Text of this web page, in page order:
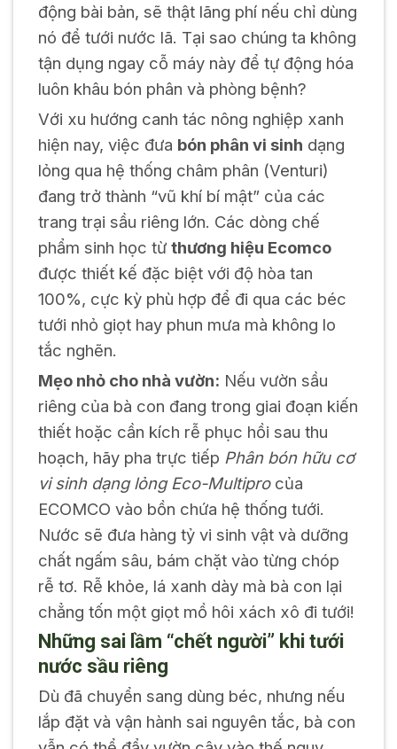
động bài bản, sẽ thật lãng phí nếu chỉ dùng
nó để tưới nước lã. Tại sao chúng ta không
tận dụng ngay cỗ máy này để tự động hóa
luôn khâu bón phân và phòng bệnh?
Với xu hướng canh tác nông nghiệp xanh
hiện nay, việc đưa bón phân vi sinh dạng
lỏng qua hệ thống châm phân (Venturi)
đang trở thành “vũ khí bí mật” của các
trang trại sầu riêng lớn. Các dòng chế
phẩm sinh học từ thương hiệu Ecomco
được thiết kế đặc biệt với độ hòa tan
100%, cực kỳ phù hợp để đi qua các béc
tưới nhỏ giọt hay phun mưa mà không lo
tắc nghẽn.
Mẹo nhỏ cho nhà vườn: Nếu vườn sầu
riêng của bà con đang trong giai đoạn kiến
thiết hoặc cần kích rễ phục hồi sau thu
hoạch, hãy pha trực tiếp Phân bón hữu cơ
vi sinh dạng lỏng Eco-Multiprocủa
ECOMCO vào bồn chứa hệ thống tưới.
Nước sẽ đưa hàng tỷ vi sinh vật và dưỡng
chất ngấm sâu, bám chặt vào từng chóp
rễ tơ. Rễ khỏe, lá xanh dày mà bà con lại
chẳng tốn một giọt mồ hôi xách xô đi tưới!
Những sai lầm “chết người” khi tưới
nước sầu riêng
Dù đã chuyển sang dùng béc, nhưng nếu
lắp đặt và vận hành sai nguyên tắc, bà con